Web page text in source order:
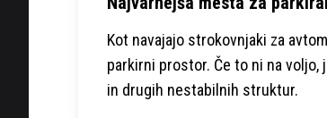
Kot navajajo strokovnjaki za
parkirni prostor. Če to ni na
in drugih nestabilnih struktur.